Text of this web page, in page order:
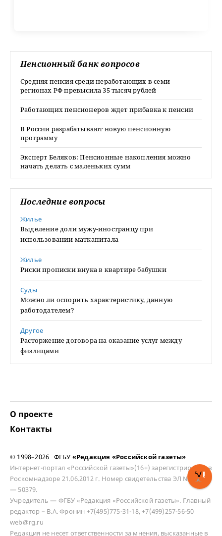
Пенсионный банк вопросов
Средняя пенсия среди неработающих в семи
регионах РФ превысила 35 тысяч рублей
Работающих пенсионеров ждет прибавка к пенсии
В России разрабатывают новую пенсионную
программу
Эксперт Беляков: Пенсионные накопления можно
начать делать с маленьких сумм
Последние вопросы
Жилье
Выделение доли мужу-иностранцу при
использовании маткапитала
Жилье
Риски прописки внука в квартире бабушки
Суды
Можно ли оспорить характеристику, данную
работодателем?
Другое
Расторжение договора на оказание услуг между
физлицами
О проекте
Контакты
© 1998–2026 ФГБУ «Редакция «Российской газеты»
Интернет-портал «Российской газеты»(16+) зарегистрирован в
Роскомнадзоре 21.06.2012 г. Номер свидетельства ЭЛ № ФС 77
— 50379.
Учредитель — ФГБУ «Редакция «Российской газеты». Главный
редактор – В.А. Фронин +7(495)775-31-18, +7(499)257-56-50
web@rg.ru
Редакция не несет ответственности за мнения, высказанные в